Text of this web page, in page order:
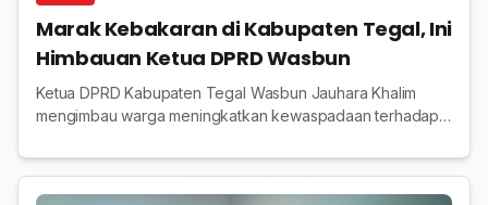
Marak Kebakaran di Kabupaten Tegal, Ini
Himbauan Ketua DPRD Wasbun
Ketua DPRD Kabupaten Tegal Wasbun Jauhara Khalim
mengimbau warga meningkatkan kewaspadaan terhadap
sampah sembarangan.